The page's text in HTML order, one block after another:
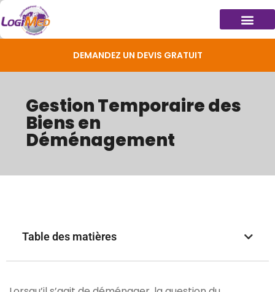
DEMANDEZ UN DEVIS GRATUIT
Gestion Temporaire des
Biens en
Déménagement
Table des matières